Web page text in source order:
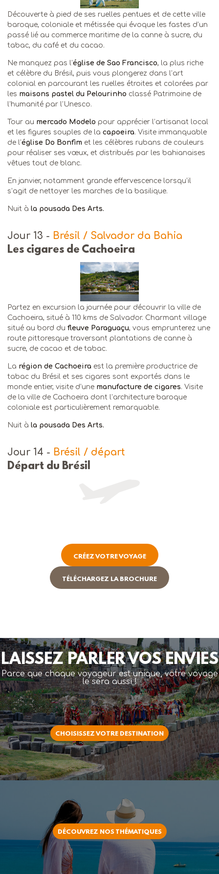
Découverte à pied de ses ruelles pentues et de cette ville
baroque, coloniale et métissée qui évoque les fastes d’un
passé lié au commerce maritime de la canne à sucre, du
tabac, du café et du cacao.
Ne manquez pas l’église de Sao Francisco, la plus riche
et célèbre du Brésil, puis vous plongerez dans l’art
colonial en parcourant les ruelles étroites et colorées par
les maisons pastel du Pelourinho classé Patrimoine de
l’humanité par l’Unesco.
Tour au mercado Modelo pour apprécier l’artisanat local
et les figures souples de la capoeira. Visite immanquable
de l’église Do Bonfim et les célèbres rubans de couleurs
pour réaliser ses vœux, et distribués par les bahianaises
vêtues tout de blanc.
En janvier, notamment grande effervescence lorsqu’il
s’agit de nettoyer les marches de la basilique.
Nuit à la pousada Des Arts.
Jour 13 - Brésil / Salvador da Bahia
Les cigares de Cachoeira
Partez en excursion la journée pour découvrir la ville de
Cachoeira, situé à 110 kms de Salvador. Charmant village
situé au bord du fleuve Paraguaçu, vous emprunterez une
route pittoresque traversant plantations de canne à
sucre, de cacao et de tabac.
La région de Cachoeira est la première productrice de
tabac du Brésil et ses cigares sont exportés dans le
monde entier, visite d’une manufacture de cigares. Visite
de la ville de Cachoeira dont l’architecture baroque
coloniale est particulièrement remarquable.
Nuit à la pousada Des Arts.
Jour 14 - Brésil / départ
Départ du Brésil
CRÉEZ VOTRE VOYAGE
TÉLÉCHARGEZ LA BROCHURE
LAISSEZ PARLER VOS ENVIES
Parce que chaque voyageur est unique, votre voyage
le sera aussi !
CHOISISSEZ VOTRE DESTINATION
DÉCOUVREZ NOS THÉMATIQUES